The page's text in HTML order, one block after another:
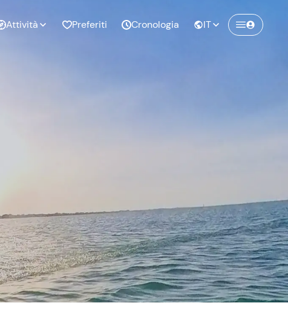
Attività Preferiti Cronologia IT